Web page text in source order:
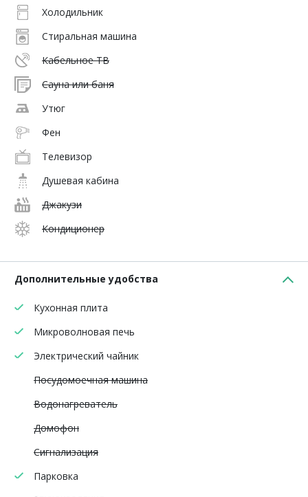
Холодильник
Стиральная машина
Кабельное ТВ
Сауна или баня
Утюг
Фен
Телевизор
Душевая кабина
Джакузи
Кондиционер
Дополнительные удобства
Кухонная плита
Микроволновая печь
Электрический чайник
Посудомоечная машина
Водонагреватель
Домофон
Сигнализация
Парковка